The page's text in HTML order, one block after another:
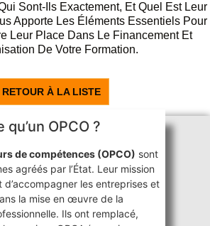
Sont-Ils Exactement, Et Quel Est Leur
Apporte Les Éléments Essentiels Pour
Leur Place Dans Le Financement Et
De Votre Formation.
RETOUR À LA LISTE
qu’un OPCO ?
de compétences (OPCO) sont
agréés par l’État. Leur mission
d’accompagner les entreprises et
la mise en œuvre de la
Ils ont remplacé,